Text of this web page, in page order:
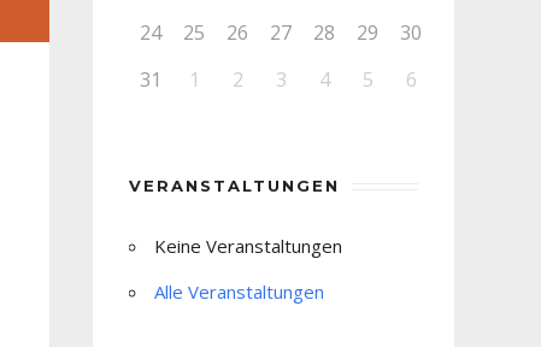
24
25 26 27 28 29
30
31
1 2 3 4 5 6
VERANSTALTUNGEN
Keine Veranstaltungen
Alle Veranstaltungen